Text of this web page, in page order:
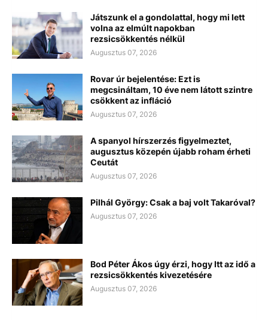
Játszunk el a gondolattal, hogy mi lett
volna az elmúlt napokban
rezsicsökkentés nélkül
Augusztus 07, 2026
Rovar úr bejelentése: Ezt is
megcsináltam, 10 éve nem látott szintre
csökkent az infláció
Augusztus 07, 2026
A spanyol hírszerzés figyelmeztet,
augusztus közepén újabb roham érheti
Ceutát
Augusztus 07, 2026
Pilhál György: Csak a baj volt Takaróval?
Augusztus 07, 2026
Bod Péter Ákos úgy érzi, hogy Itt az idő a
rezsicsökkentés kivezetésére
Augusztus 07, 2026